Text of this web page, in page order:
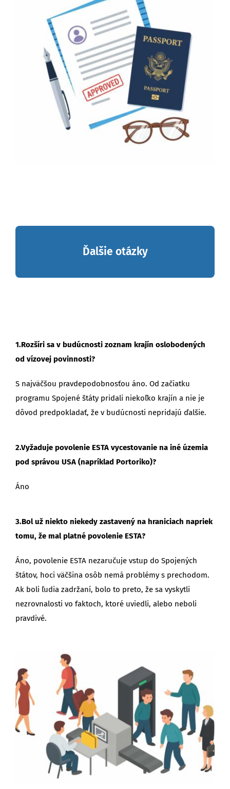
Ďalšie otázky
1.Rozšíri sa v budúcnosti zoznam krajín oslobodených
od vízovej povinnosti?
S najväčšou pravdepodobnosťou áno. Od začiatku
programu Spojené štáty pridali niekoľko krajín a nie je
dôvod predpokladať, že v budúcnosti nepridajú ďalšie.
2.Vyžaduje povolenie ESTA vycestovanie na iné územia
pod správou USA (napríklad Portoriko)?
Áno
3.Bol už niekto niekedy zastavený na hraniciach napriek
tomu, že mal platné povolenie ESTA?
Áno, povolenie ESTA nezaručuje vstup do Spojených
štátov, hoci väčšina osôb nemá problémy s prechodom.
Ak boli ľudia zadržaní, bolo to preto, že sa vyskytli
nezrovnalosti vo faktoch, ktoré uviedli, alebo neboli
pravdivé.